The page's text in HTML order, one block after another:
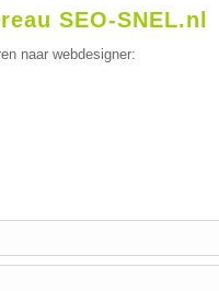
SEO-SNEL.nl
naar webdesigner: